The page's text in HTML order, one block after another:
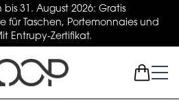
bis 31. August 2026: Gratis
für Taschen, Portemonnaies und
Entrupy-Zertifikat.